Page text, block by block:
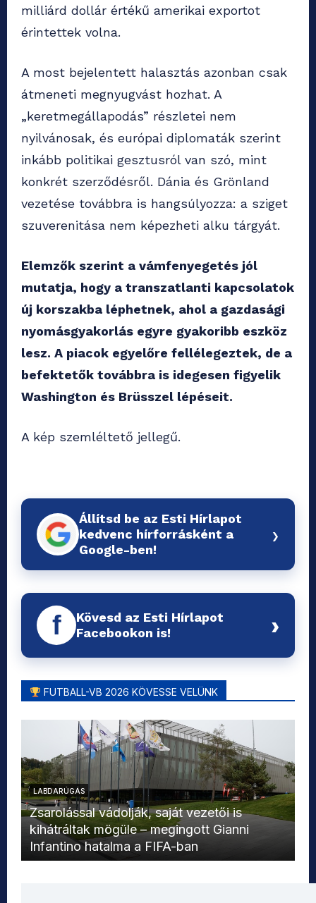
milliárd dollár értékű amerikai exportot
érintettek volna.
A most bejelentett halasztás azonban csak
átmeneti megnyugvást hozhat. A
„keretmegállapodás” részletei nem
nyilvánosak, és európai diplomaták szerint
inkább politikai gesztusról van szó, mint
konkrét szerződésről. Dánia és Grönland
vezetése továbbra is hangsúlyozza: a sziget
szuverenitása nem képezheti alku tárgyát.
Elemzők szerint a vámfenyegetés jól
mutatja, hogy a transzatlanti kapcsolatok
új korszakba léphetnek, ahol a gazdasági
nyomásgyakorlás egyre gyakoribb eszköz
lesz. A piacok egyelőre fellélegeztek, de a
befektetők továbbra is idegesen figyelik
Washington és Brüsszel lépéseit.
A kép szemléltető jellegű.
Állítsd be az Esti Hírlapot
kedvenc hírforrásként a
Google-ben!
›
f
Kövesd az Esti Hírlapot
Facebookon is!
›
FUTBALL-VB 2026 KÖVESSE VELÜNK
LABDARÚGÁS
Zsarolással vádolják, saját vezetői is
kihátráltak mögüle – megingott Gianni
Infantino hatalma a FIFA-ban